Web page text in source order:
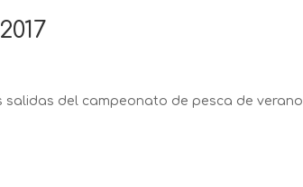
salidas del campeonato de pesca de verano